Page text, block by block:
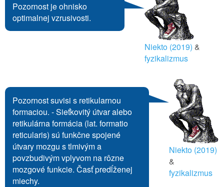
Pozornost je ohnisko
optimalnej vzrusivosti.
Niekto (2019) &
fyzikalizmus
Pozornost suvisi s retikularnou
formaciou. - Sieťkovitý útvar alebo
retikulárna formácia (lat. formatio
reticularis) sú funkčne spojené
útvary mozgu s tlmivým a
povzbudivým vplyvom na rôzne
mozgové funkcie. Časť predĺženej
miechy.
Niekto (2019)
&
fyzikalizmus